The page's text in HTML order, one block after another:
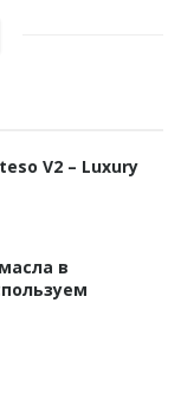
V2 – Luxury
в